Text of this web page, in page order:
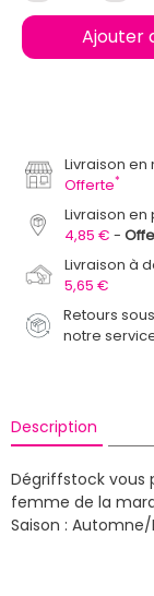
Ajouter
Livraison
Offerte*
Livraison en
4,85 €
Livraison à
5,65 €
Retours
notre
Description
Dégriffstock vous
femme de la
Saison : Automne/